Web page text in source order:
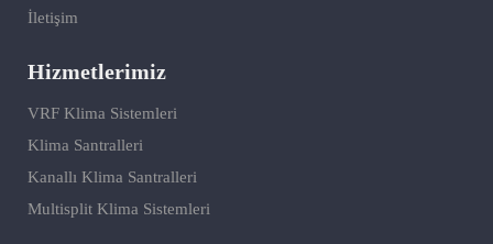
İletişim
Hizmetlerimiz
VRF Klima Sistemleri
Klima Santralleri
Kanallı Klima Santralleri
Multisplit Klima Sistemleri